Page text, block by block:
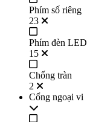
Phím số riêng
23
Phím đèn LED
15
Chống tràn
2
Cổng ngoại vi